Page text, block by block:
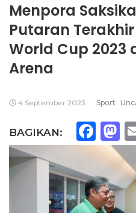
Menpora
Putaran
World Cup 2023
Arena
4 September 2023 Sport
BAGIKAN: